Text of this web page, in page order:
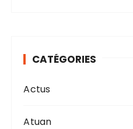
e CATÉGORIES
Actus
Atuan